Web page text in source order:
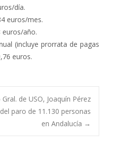
día.
euros/mes.
euros/año.
(incluye prorrata de pagas
euros.
de USO, Joaquín Pérez
paro de 11.130 personas
en Andalucía →